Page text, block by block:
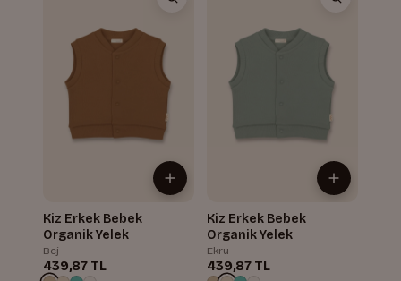
Kiz Erkek Bebek
Organik Yelek
Bej
439,87 TL
Kiz Erkek Bebek
Organik Yelek
Ekru
439,87 TL